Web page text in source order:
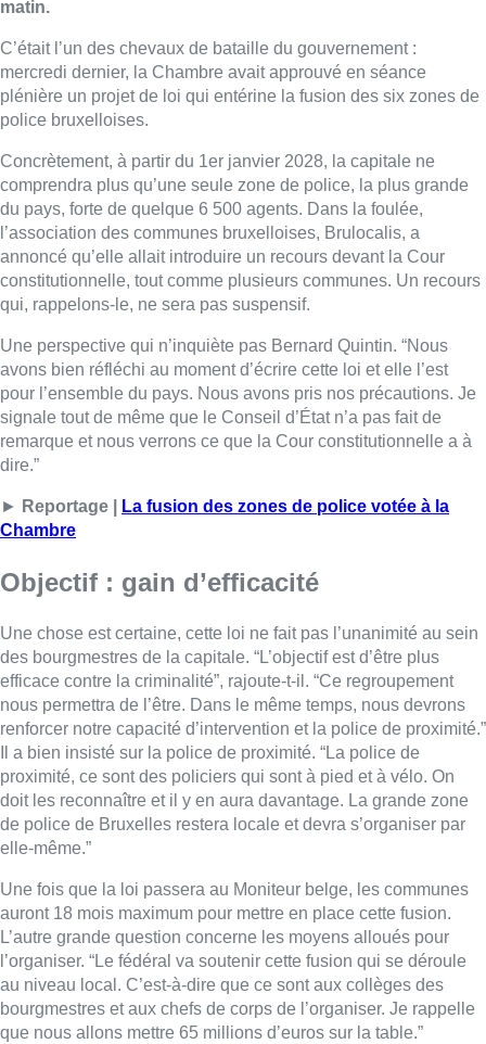
qui, rappelons-le, ne sera pas suspensif.
Une perspective qui n’inquiète pas Bernard Quintin. “Nous
avons bien réfléchi au moment d’écrire cette loi et elle l’est
pour l’ensemble du pays. Nous avons pris nos précautions. Je
signale tout de même que le Conseil d’État n’a pas fait de
remarque et nous verrons ce que la Cour constitutionnelle a à
► Reportage |La fusion des zones de police votée à la
Chambre
Objectif : gain d’efficacité
Une chose est certaine, cette loi ne fait pas l’unanimité au sein
des bourgmestres de la capitale. “L’objectif est d’être plus
efficace contre la criminalité”, rajoute-t-il. “Ce regroupement
nous permettra de l’être. Dans le même temps, nous devrons
renforcer notre capacité d’intervention et la police de proximité.”
Il a bien insisté sur la police de proximité. “La police de
doit les reconnaître et il y en aura davantage. La grande zone
de police de Bruxelles restera locale et devra s’organiser par
Une fois que la loi passera au Moniteur belge, les communes
auront 18 mois maximum pour mettre en place cette fusion.
L’autre grande question concerne les moyens alloués pour
l’organiser. “Le fédéral va soutenir cette fusion qui se déroule
au niveau local. C’est-à-dire que ce sont aux collèges des
bourgmestres et aux chefs de corps de l’organiser. Je rappelle
que nous allons mettre 65 millions d’euros sur la table.”
Il a ensuite pris un exemple concret. “On nous a critiqués parce
qu’il fallait mettre de l’argent pour que les programmes
informatiques fonctionnent. Ce qui signifie qu’avec l’autonomie,
on peut avoir 166 zones de police qui ont 166 services
informatiques différents ? Cela n’a pas de sens.” Pour la
méthode de financement, Bernard Quintin avait une grande
nouvelle à annoncer. “Nous passons de la préparation à la
négociation”, a-t-il dit fièrement. “Nous avons déjà eu une
réunion de travail sur base de la norme ULB.”
►Reportage |La Chambre approuve la fusion des zones
de police, recours en vue devant la Cour constitutionnelle